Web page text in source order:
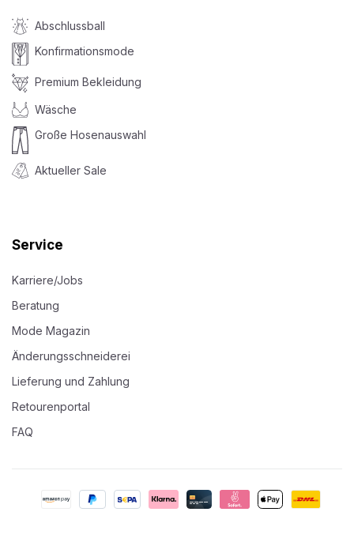
Abschlussball
Konfirmationsmode
Premium Bekleidung
Wäsche
Große Hosenauswahl
Aktueller Sale
Service
Karriere/Jobs
Beratung
Mode Magazin
Änderungsschneiderei
Lieferung und Zahlung
Retourenportal
FAQ